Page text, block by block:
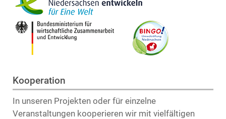
Kooperation
In unseren Projekten oder für einzelne
Veranstaltungen kooperieren wir mit vielfältigen